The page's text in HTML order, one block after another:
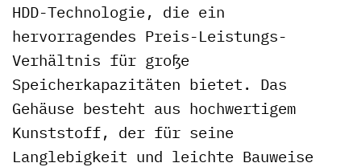
HDD-Technologie, die ein
hervorragendes Preis-Leistungs-
Verhältnis für große
Speicherkapazitäten bietet. Das
Gehäuse besteht aus hochwertigem
Kunststoff, der für seine
Langlebigkeit und leichte Bauweise